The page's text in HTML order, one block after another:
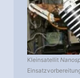
Kleinsatellit